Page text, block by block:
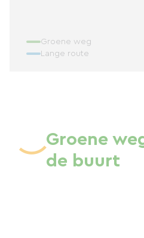
Groene weg
Lange route
Groene
de buurt